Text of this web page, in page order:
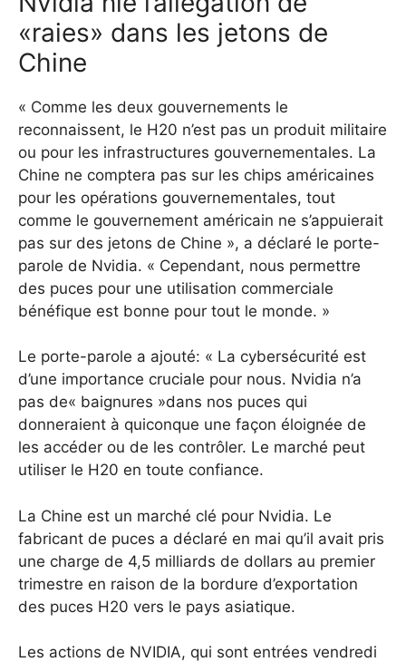
«raies» dans les jetons de
Chine
« Comme les deux gouvernements le
reconnaissent, le H20 n’est pas un produit militaire
ou pour les infrastructures gouvernementales. La
Chine ne comptera pas sur les chips américaines
pour les opérations gouvernementales, tout
comme le gouvernement américain ne s’appuierait
pas sur des jetons de Chine », a déclaré le porte-
parole de Nvidia. « Cependant, nous permettre
des puces pour une utilisation commerciale
bénéfique est bonne pour tout le monde. »
Le porte-parole a ajouté: « La cybersécurité est
d’une importance cruciale pour nous. Nvidia n’a
pas de« baignures »dans nos puces qui
donneraient à quiconque une façon éloignée de
les accéder ou de les contrôler. Le marché peut
utiliser le H20 en toute confiance.
La Chine est un marché clé pour Nvidia. Le
fabricant de puces a déclaré en mai qu’il avait pris
une charge de 4,5 milliards de dollars au premier
trimestre en raison de la bordure d’exportation
des puces H20 vers le pays asiatique.
Les actions de NVIDIA, qui sont entrées vendredi